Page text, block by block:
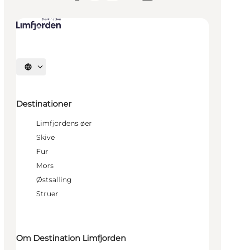
Vælg sprog
Destinationer
Limfjordens øer
Skive
Fur
Mors
Østsalling
Struer
Om Destination Limfjorden